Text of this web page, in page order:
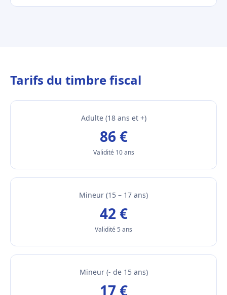
Tarifs du timbre fiscal
Adulte (18 ans et +)
86 €
Validité 10 ans
Mineur (15 – 17 ans)
42 €
Validité 5 ans
Mineur (- de 15 ans)
17 €